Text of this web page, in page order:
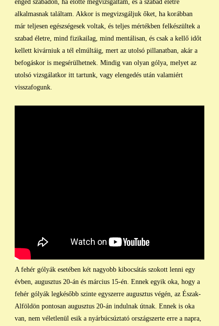
enged szabadon, ha előtte megvizsgáltam, és a szabad életre
alkalmasnak találtam. Akkor is megvizsgáljuk őket, ha korábban
már teljesen egészségesek voltak, és teljes mértékben felkészültek a
szabad életre, mind fizikailag, mind mentálisan, és csak a kellő időt
kellett kivárniuk a tél elmúltáig, mert az utolsó pillanatban, akár a
befogáskor is megsérülhetnek. Mindig van olyan gólya, melyet az
utolsó vizsgálatkor itt tartunk, vagy elengedés után valamiért
visszafogunk.
A fehér gólyák esetében két nagyobb kibocsátás szokott lenni egy
évben, augusztus 20-án és március 15-én. Ennek egyik oka, hogy a
fehér gólyák legkésőbb szinte egyszerre augusztus végén, az Észak-
Alföldön pontosan augusztus 20-án indulnak útnak. Ennek is oka
van, nem véletlenül esik a nyárbúcsúztató országszerte erre a napra,